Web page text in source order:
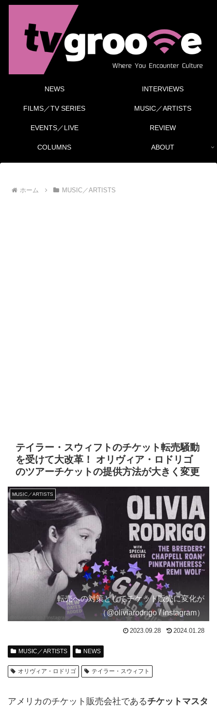
NEWS INTERVIEWS
FILMS／TV SERIES MUSIC／ARTISTS
EVENTS／LIVE REVIEW
COLUMNS ABOUT
ホーム MUSIC／ARTISTS
テイラー・スウィフトのチケット転売騒動
を受けて大改革！ オリヴィア・ロドリゴ
のツアーチケットの提供方法が大きく変更
MUSIC／ARTISTS
転売への対策としてチケット販売に変化が
（@oliviarodrigo / Instagram）
2023.09.28 2024.01.28
MUSIC／ARTISTS NEWS
オリヴィア・ロドリゴ テイラー・スウィフト
アメリカのチケット販売会社であるチケットマスタ